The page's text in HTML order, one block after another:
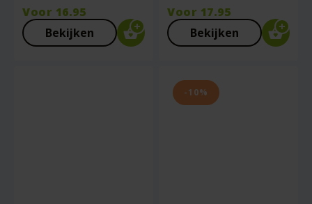
Voor 16.95
Bekijken
Voor 17.95
Bekijken
-10%